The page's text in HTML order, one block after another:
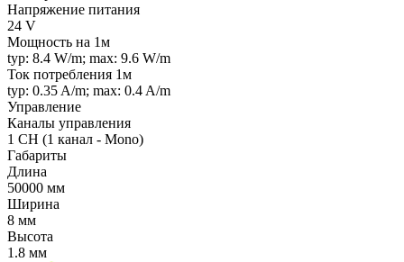
Напряжение питания
24 V
Мощность на 1м
typ: 8.4 W/m; max: 9.6 W/m
Ток потребления 1м
typ: 0.35 A/m; max: 0.4 A/m
Управление
Каналы управления
1 CH (1 канал - Mono)
Габариты
Длина
50000 мм
Ширина
8 мм
Высота
1.8 мм